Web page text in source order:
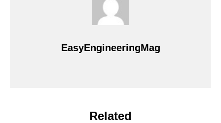
EasyEngineeringMag
Related